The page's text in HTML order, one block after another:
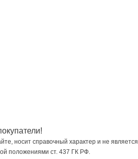
носит справочный характер и не является
положениями ст. 437 ГК РФ.